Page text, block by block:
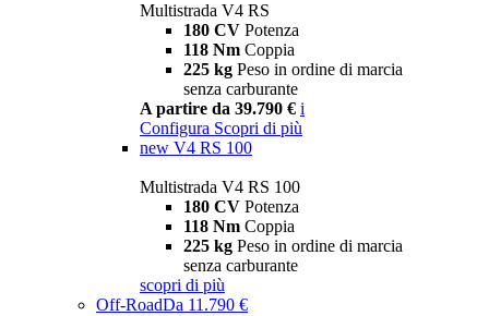
Multistrada V4 RS
180 CV Potenza
118 Nm Coppia
225 kg Peso in ordine di marcia
senza carburante
A partire da 39.790 € i
Configura Scopri di più
new V4 RS 100
Multistrada V4 RS 100
180 CV Potenza
118 Nm Coppia
225 kg Peso in ordine di marcia
senza carburante
scopri di più
Off-RoadDa 11.790 €